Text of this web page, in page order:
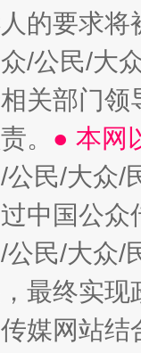
的要求将
/公民/大
关部门
。 ● 本网
公民/大众
中国公
民/大众
最终实
媒网站